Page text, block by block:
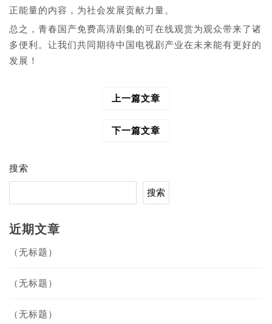
正能量的内容，为社会发展贡献力量。
总之，青春国产免费高清剧集的可在线观赏为观众带来了诸
多便利。让我们共同期待中国电视剧产业在未来能有更好的
发展！
上一篇文章
下一篇文章
搜索
搜索
近期文章
（无标题）
（无标题）
（无标题）